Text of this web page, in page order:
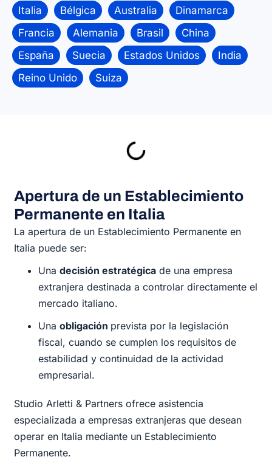
Italia Bélgica Australia
Dinamarca
Francia
Alemania Brasil
China
España
Suecia Estados Unidos
India
Reino Unido
Suiza
Apertura de un Establecimiento
Permanente en Italia
La apertura de un Establecimiento Permanente en
Italia puede ser:
Unadecisión estratégica de una empresa
extranjera destinada a controlar directamente el
mercado italiano.
Unaobligación prevista por la legislación
fiscal, cuando se cumplen los requisitos de
estabilidad y continuidad de la actividad
empresarial.
Studio Arletti & Partners ofrece asistencia
especializada a empresas extranjeras que desean
operar en Italia mediante un Establecimiento
Permanente.